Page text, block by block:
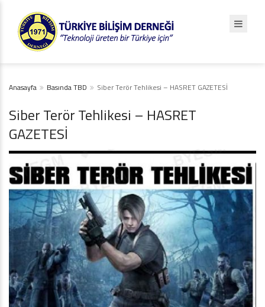
Anasayfa Basında TBD Siber Terör Tehlikesi – HASRET GAZETESİ
Siber Terör Tehlikesi – HASRET
GAZETESİ